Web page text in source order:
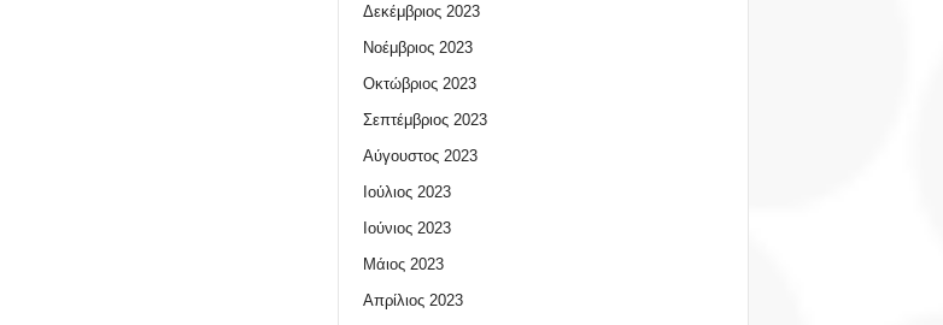
Δεκέμβριος 2023
Νοέμβριος 2023
Οκτώβριος 2023
Σεπτέμβριος 2023
Αύγουστος 2023
Ιούλιος 2023
Ιούνιος 2023
Μάιος 2023
Απρίλιος 2023